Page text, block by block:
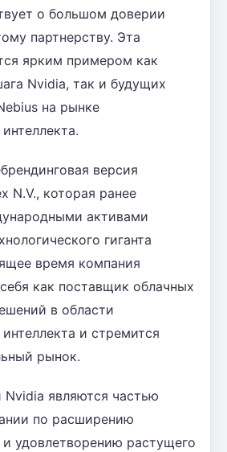
о большом доверии
партнерству. Эта
ярким примером как
Nvidia, так и будущих
на рынке
версия
N.V., которая ранее
активами
гиганта
время компания
как поставщик облачных
в области
и стремится
рынок.
Nvidia являются частью
по расширению
удовлетворению растущего